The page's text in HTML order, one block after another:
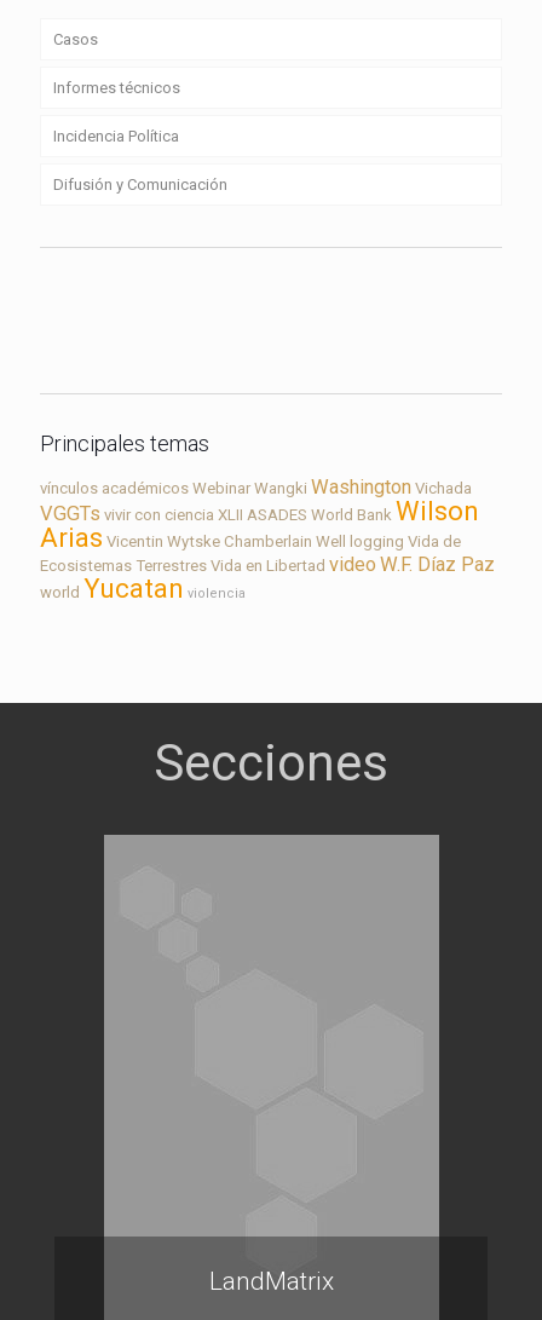
Casos
Informes técnicos
Incidencia Política
Difusión y Comunicación
Principales temas
vínculos académicos Webinar Wangki Washington Vichada
VGGTs vivir con ciencia XLII ASADES World Bank Wilson
Arias Vicentin Wytske Chamberlain Well logging Vida de
Ecosistemas Terrestres Vida en Libertad video W.F. Díaz Paz
world Yucatan violencia
LandMatrix